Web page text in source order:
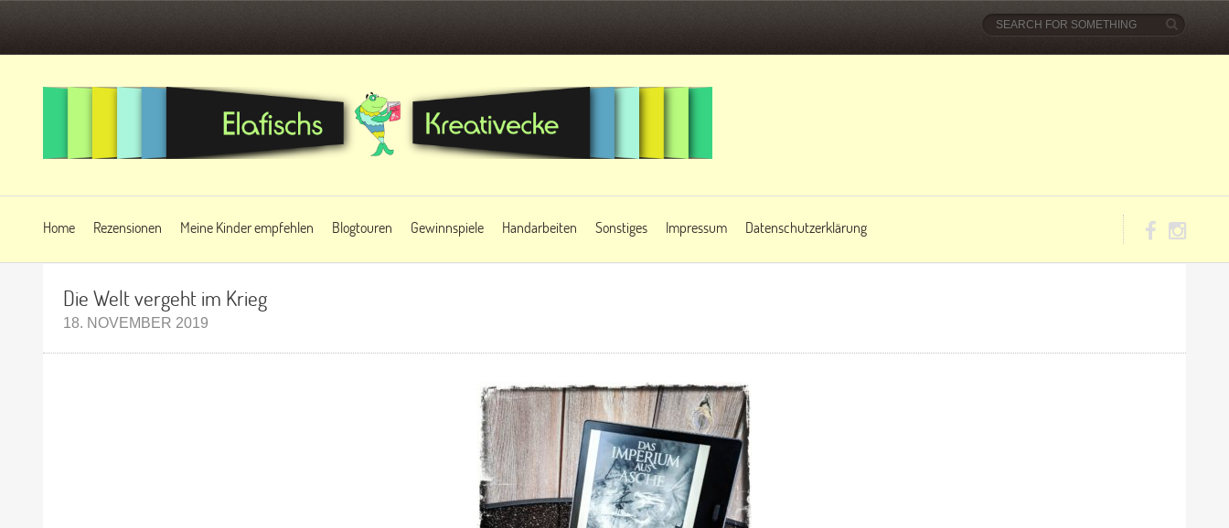
Home Rezensionen Meine Kinder empfehlen Blogtouren Gewinnspiele Handarbeiten Sonstiges Impressum Datenschutzerklärung
Die Welt vergeht im Krieg
18. NOVEMBER 2019